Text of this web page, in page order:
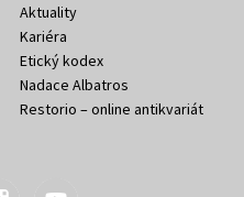
Aktuality
Kariéra
Etický kodex
Nadace Albatros
Restorio – online antikvariát